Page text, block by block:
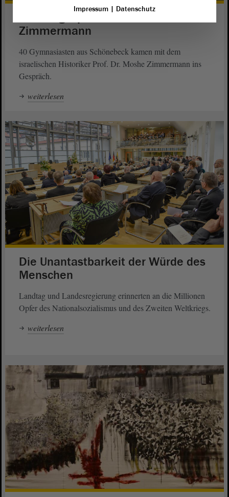
Schülergespräch mit Moshe
Zimmermann
40 Gymnasiasten aus Schönebeck kamen mit dem
israelischen Historiker Prof. Dr. Moshe Zimmermann ins
Gespräch.
weiterlesen
Die Unantastbarkeit der Würde des
Menschen
Landtag und Landesregierung erinnerten an die Millionen
Opfer des Nationalsozialismus und des Zweiten Weltkriegs.
weiterlesen
Impressum| Datenschutz